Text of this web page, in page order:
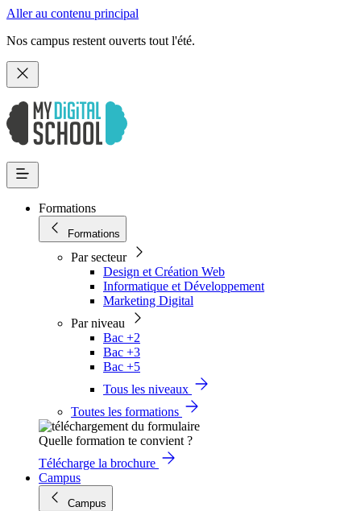
Aller au contenu principal
Nos campus restent ouverts tout l'été.
Formations
Formations
Par secteur
Design et Création Web
Informatique et Développement
Marketing Digital
Par niveau
Bac +2
Bac +3
Bac +5
Tous les niveaux
Toutes les formations
Quelle formation te convient ?
Télécharge la brochure
Campus
Campus